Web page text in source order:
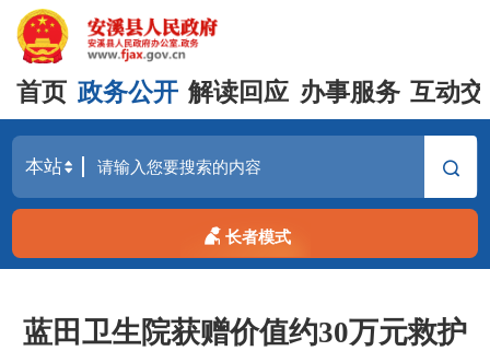
首页 政务公开 解读回应 办事服务 互动
长者模式
蓝田卫生院获赠价值约30万元救护